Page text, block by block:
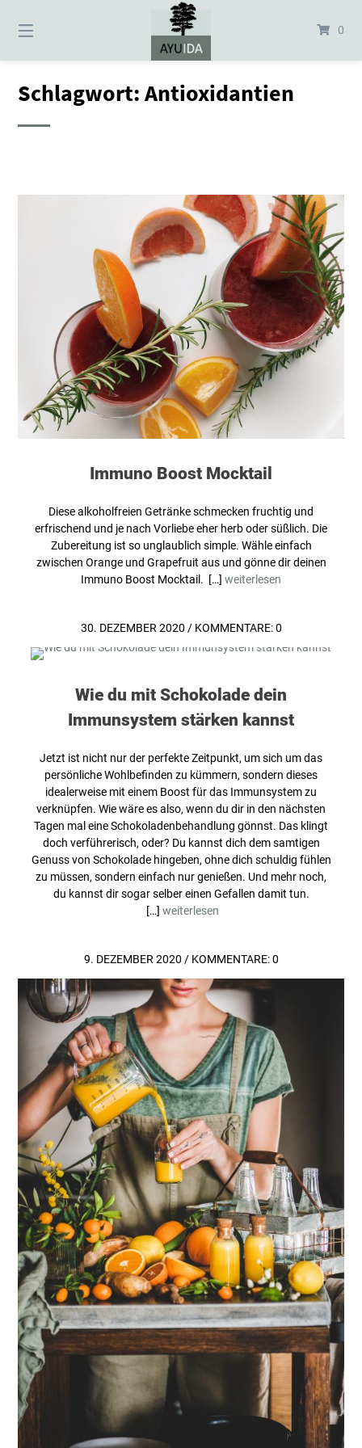
zum
Inhalt
0
Schlagwort:Antioxidantien
Immuno Boost Mocktail
Diese alkoholfreien Getränke schmecken fruchtig und
erfrischend und je nach Vorliebe eher herb oder süßlich. Die
Zubereitung ist so unglaublich simple. Wähle einfach
zwischen Orange und Grapefruit aus und gönne dir deinen
Immuno Boost Mocktail. […] weiterlesen
30. DEZEMBER 2020 /KOMMENTARE: 0
Wie du mit Schokolade dein
Immunsystem stärken kannst
Jetzt ist nicht nur der perfekte Zeitpunkt, um sich um das
persönliche Wohlbefinden zu kümmern, sondern dieses
idealerweise mit einem Boost für das Immunsystem zu
verknüpfen. Wie wäre es also, wenn du dir in den nächsten
Tagen mal eine Schokoladenbehandlung gönnst. Das klingt
doch verführerisch, oder? Du kannst dich dem samtigen
Genuss von Schokolade hingeben, ohne dich schuldig fühlen
zu müssen, sondern einfach nur genießen. Und mehr noch,
du kannst dir sogar selber einen Gefallen damit tun.
[…] weiterlesen
9. DEZEMBER 2020 /KOMMENTARE: 0